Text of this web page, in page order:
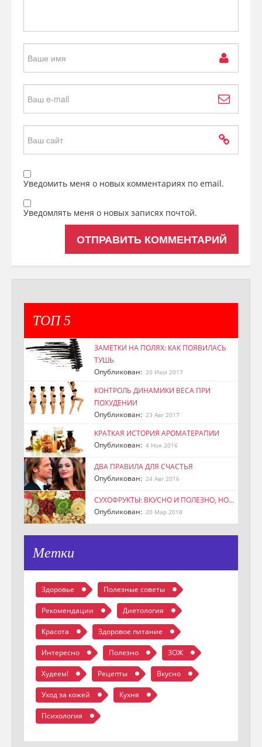
Уведомить меня о новых комментариях по email.
Уведомлять меня о новых записях почтой.
ТОП 5
ЗАМЕТКИ НА ПОЛЯХ: КАК ПОЯВИЛАСЬ
ТУШЬ
Опубликован: 20 Июл 2017
КОНТРОЛЬ ДИНАМИКИ ВЕСА ПРИ
ПОХУДЕНИИ
Опубликован: 23 Авг 2017
КРАТКАЯ ИСТОРИЯ АРОМАТЕРАПИИ
Опубликован: 4 Ноя 2016
ДВА ПРАВИЛА ДЛЯ СЧАСТЬЯ
Опубликован: 24 Авг 2016
СУХОФРУКТЫ: ВКУСНО И ПОЛЕЗНО, НО…
Опубликован: 20 Мар 2018
Метки
Здоровье Полезные советы
Рекомендации Диетология
Красота Здоровое питание
Интересно Полезно ЗОЖ
Худеем! Рецепты Вкусно
Уход за кожей Кухня
Психология